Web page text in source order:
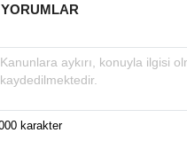
YORUMLAR